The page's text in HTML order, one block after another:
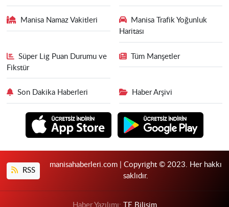
Manisa Namaz Vakitleri
Manisa Trafik Yoğunluk
Haritası
Süper Lig Puan Durumu ve
Fikstür
Tüm Manşetler
Son Dakika Haberleri Haber Arşivi
RSS
manisahaberleri.com | Copyright © 2023. Her hakkı
saklıdır.
Haber Yazılımı: TE Bilişim